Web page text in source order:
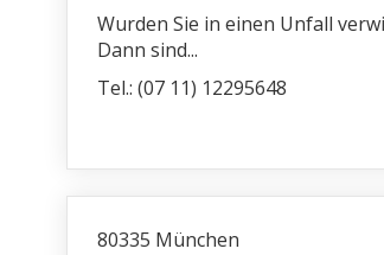
Wurden Sie in einen Unfall
Dann sind...
Tel.: (07 11) 12295648
80335 München